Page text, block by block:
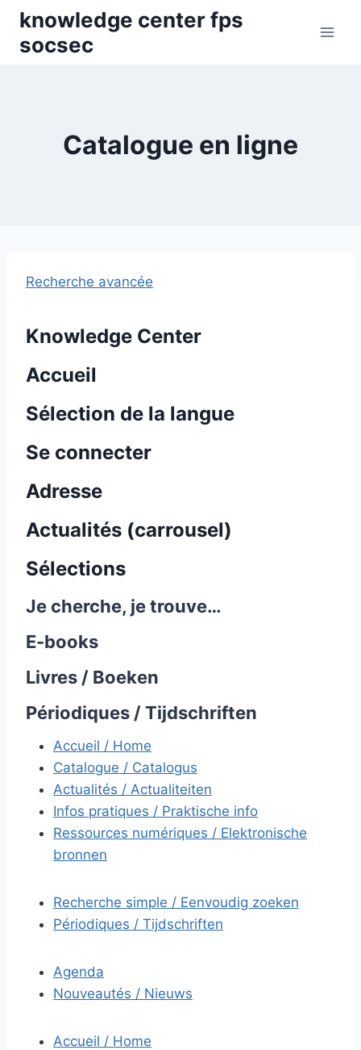
Skip
content
knowledge center fps
socsec
Catalogue en ligne
Recherche avancée
Knowledge Center
Accueil
Sélection de la langue
Se connecter
Adresse
Actualités (carrousel)
Sélections
Je cherche, je trouve…
E-books
Livres / Boeken
Périodiques / Tijdschriften
Accueil / Home
Catalogue / Catalogus
Actualités / Actualiteiten
Infos pratiques / Praktische info
Ressources numériques / Elektronische
bronnen
Recherche simple / Eenvoudig zoeken
Périodiques / Tijdschriften
Agenda
Nouveautés / Nieuws
Accueil / Home